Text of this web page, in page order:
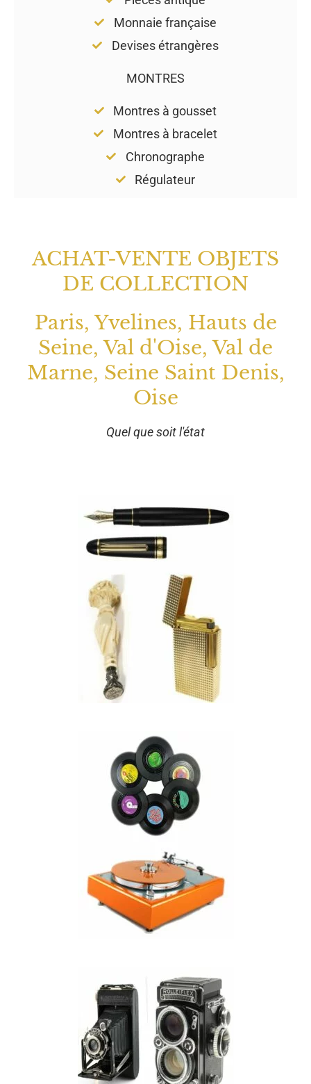
Monnaie française
Devises étrangères
MONTRES
Montres à gousset
Montres à bracelet
Chronographe
Régulateur
ACHAT-VENTE OBJETS
DE COLLECTION
Paris, Yvelines, Hauts de
Seine, Val d'Oise, Val de
Marne, Seine Saint Denis,
Oise
Quel que soit l'état